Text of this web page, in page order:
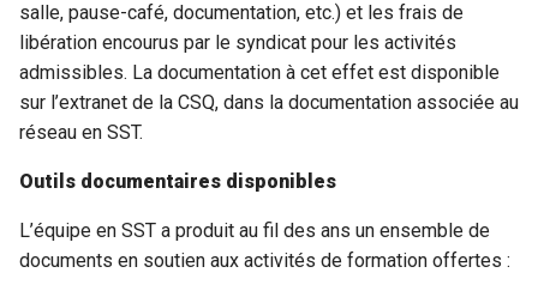
salle, pause-café, documentation, etc.) et les frais de
libération encourus par le syndicat pour les activités
admissibles. La documentation à cet effet est disponible
sur l’extranet de la CSQ, dans la documentation associée au
réseau en SST.
Outils documentaires disponibles
L’équipe en SST a produit au fil des ans un ensemble de
documents en soutien aux activités de formation offertes :